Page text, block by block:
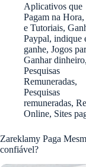
Aplicativos que
Pagam na Hora,
e Tutoriais,
Paypal, indique
ganhe, Jogos
Ganhar dinheiro,
Pesquisas
Remuneradas,
Pesquisas
remuneradas,
Online, Sites
Zareklamy Paga
confiável?